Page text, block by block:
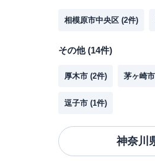
相模原市中央区 (2件)
その他(14件)
厚木市 (2件) 茅ヶ崎市
逗子市 (1件)
神奈川